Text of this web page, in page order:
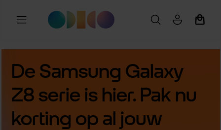
Ga naar de hoofdinhoud
De Samsung Galaxy
Z8 serie is hier. Pak nu
korting op al jouw